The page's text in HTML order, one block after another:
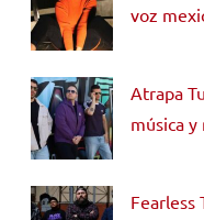
voz
Atrapa
música y
Fearless